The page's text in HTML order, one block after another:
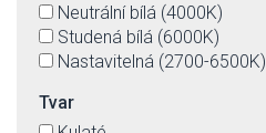
Neutrální bílá (4000K)
Studená bílá (6000K)
Nastavitelná (2700-6500K)
Tvar